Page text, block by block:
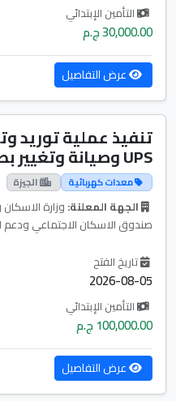
التأمين الإبتدائي
30,000.00 ج.م
عرض التفاصيل
تنفيذ عملية توريد
UPS وصيانة وتغيير بطاريات
معدات كهربائية الجيزة
الجهة المعلنة: وزارة
صندوق الاسكان الاجتماعي ودعم
تاريخ الفتح
2026-08-05
التأمين الإبتدائي
100,000.00 ج.م
عرض التفاصيل